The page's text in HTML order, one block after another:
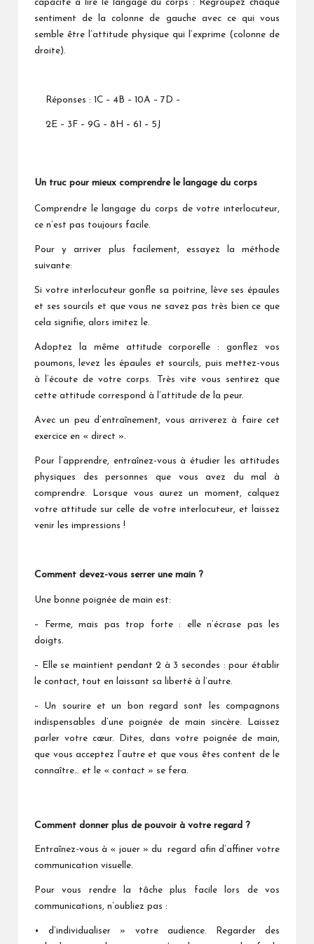
capacité à lire le langage du corps : Regroupez chaque
sentiment de la colonne de gauche avec ce qui vous
semble être l’attitude physique qui l’exprime (colonne de
droite).
Réponses : 1C – 4B – 10A – 7D –
2E – 3F – 9G – 8H – 61 – 5J
Un truc pour mieux comprendre le langage du corps
Comprendre le langage du corps de votre interlocuteur,
ce n’est pas toujours facile.
Pour y arriver plus facilement, essayez la méthode
suivante:
Si votre interlocuteur gonfle sa poitrine, lève ses épaules
et ses sourcils et que vous ne savez pas très bien ce que
cela signifie, alors imitez le.
Adoptez la même attitude corporelle : gonflez vos
poumons, levez les épaules et sourcils, puis mettez-vous
à l’écoute de votre corps. Très vite vous sentirez que
cette attitude correspond à l’attitude de la peur.
Avec un peu d’entraînement, vous arriverez à faire cet
exercice en « direct ».
Pour l’apprendre, entraînez-vous à étudier les attitudes
physiques des personnes que vous avez du mal à
comprendre. Lorsque vous aurez un moment, calquez
votre attitude sur celle de votre interlocuteur, et laissez
venir les impressions !
Comment devez-vous serrer une main ?
Une bonne poignée de main est:
– Ferme, mais pas trop forte : elle n’écrase pas les
doigts.
– Elle se maintient pendant 2 à 3 secondes : pour établir
le contact, tout en laissant sa liberté à l’autre.
– Un sourire et un bon regard sont les compagnons
indispensables d’une poignée de main sincère. Laissez
parler votre cœur. Dites, dans votre poignée de main,
que vous acceptez l’autre et que vous êtes content de le
connaître… et le « contact » se fera.
Comment donner plus de pouvoir à votre regard ?
Entraînez-vous à « jouer » du regard afin d’affiner votre
communication visuelle.
Pour vous rendre la tâche plus facile lors de vos
communications, n’oubliez pas :
• d’individualiser » votre audience. Regarder des